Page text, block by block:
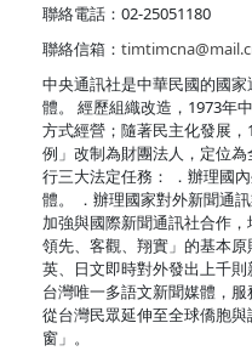
聯絡電話：02-25051180
聯絡信箱：
中央通訊社是中華民國的國
體。 經歷組織改造，1973年
方式經營；隨著民主化發展
例」改制為財團法人，定位
行三大法定任務： ．辦理國
體。 ．辦理國家對外新聞通
加強與國際新聞通訊社合作，
領先、客觀、翔實」的基本原
英、日文即時對外發出上千
台灣唯一多語文新聞媒體，
從台灣民眾延伸至全球僑胞
窗」。